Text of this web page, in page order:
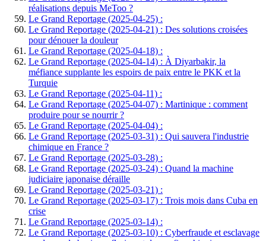
réalisations depuis MeToo ?
Le Grand Reportage (2025-04-25) :
Le Grand Reportage (2025-04-21) : Des solutions croisées
pour dénouer la douleur
Le Grand Reportage (2025-04-18) :
Le Grand Reportage (2025-04-14) : À Diyarbakir, la
méfiance supplante les espoirs de paix entre le PKK et la
Turquie
Le Grand Reportage (2025-04-11) :
Le Grand Reportage (2025-04-07) : Martinique : comment
produire pour se nourrir ?
Le Grand Reportage (2025-04-04) :
Le Grand Reportage (2025-03-31) : Qui sauvera l'industrie
chimique en France ?
Le Grand Reportage (2025-03-28) :
Le Grand Reportage (2025-03-24) : Quand la machine
judiciaire japonaise déraille
Le Grand Reportage (2025-03-21) :
Le Grand Reportage (2025-03-17) : Trois mois dans Cuba en
crise
Le Grand Reportage (2025-03-14) :
Le Grand Reportage (2025-03-10) : Cyberfraude et esclavage